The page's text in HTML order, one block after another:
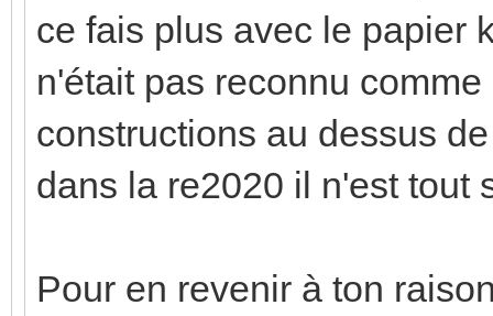
ce fais plus avec le papier
n'était pas reconnu
constructions au dessus
dans la re2020 il n'est tout
Pour en revenir à ton